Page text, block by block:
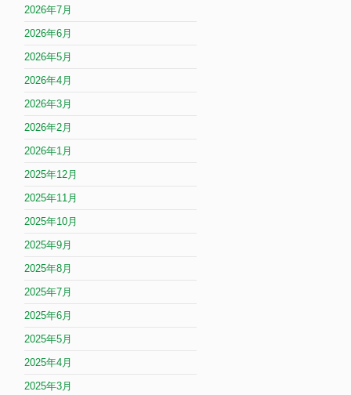
2026年7月
2026年6月
2026年5月
2026年4月
2026年3月
2026年2月
2026年1月
2025年12月
2025年11月
2025年10月
2025年9月
2025年8月
2025年7月
2025年6月
2025年5月
2025年4月
2025年3月